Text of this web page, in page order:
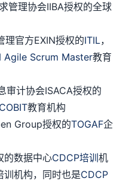
理协会IIBA授权的全球
官方EXIN授权的ITIL，
Agile Scrum Master教育
计协会ISACA授权的
COBIT教育机构
Group授权的TOGAF企
数据中心CDCP培训机
训机构，同时也是CDCP